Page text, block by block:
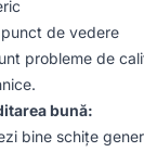
de vedere
probleme de
bună:
bine schițe